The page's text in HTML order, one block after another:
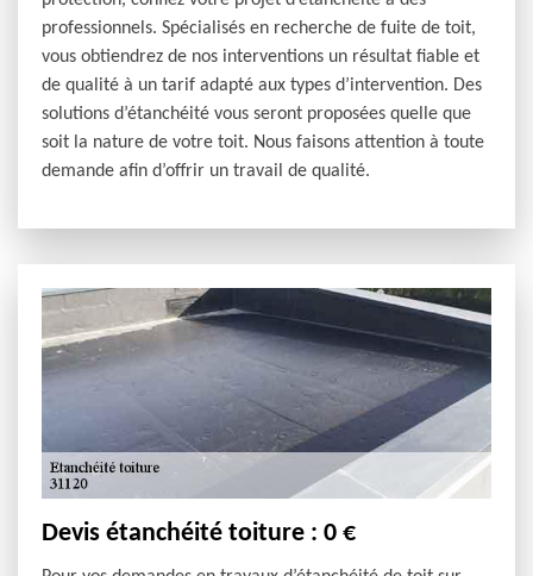
professionnels. Spécialisés en recherche de fuite de toit,
vous obtiendrez de nos interventions un résultat fiable et
de qualité à un tarif adapté aux types d’intervention. Des
solutions d’étanchéité vous seront proposées quelle que
soit la nature de votre toit. Nous faisons attention à toute
demande afin d’offrir un travail de qualité.
Devis étanchéité toiture : 0 €